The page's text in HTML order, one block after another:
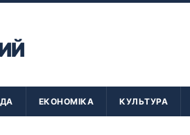
ЕКОНОМІКА КУЛЬТУРА